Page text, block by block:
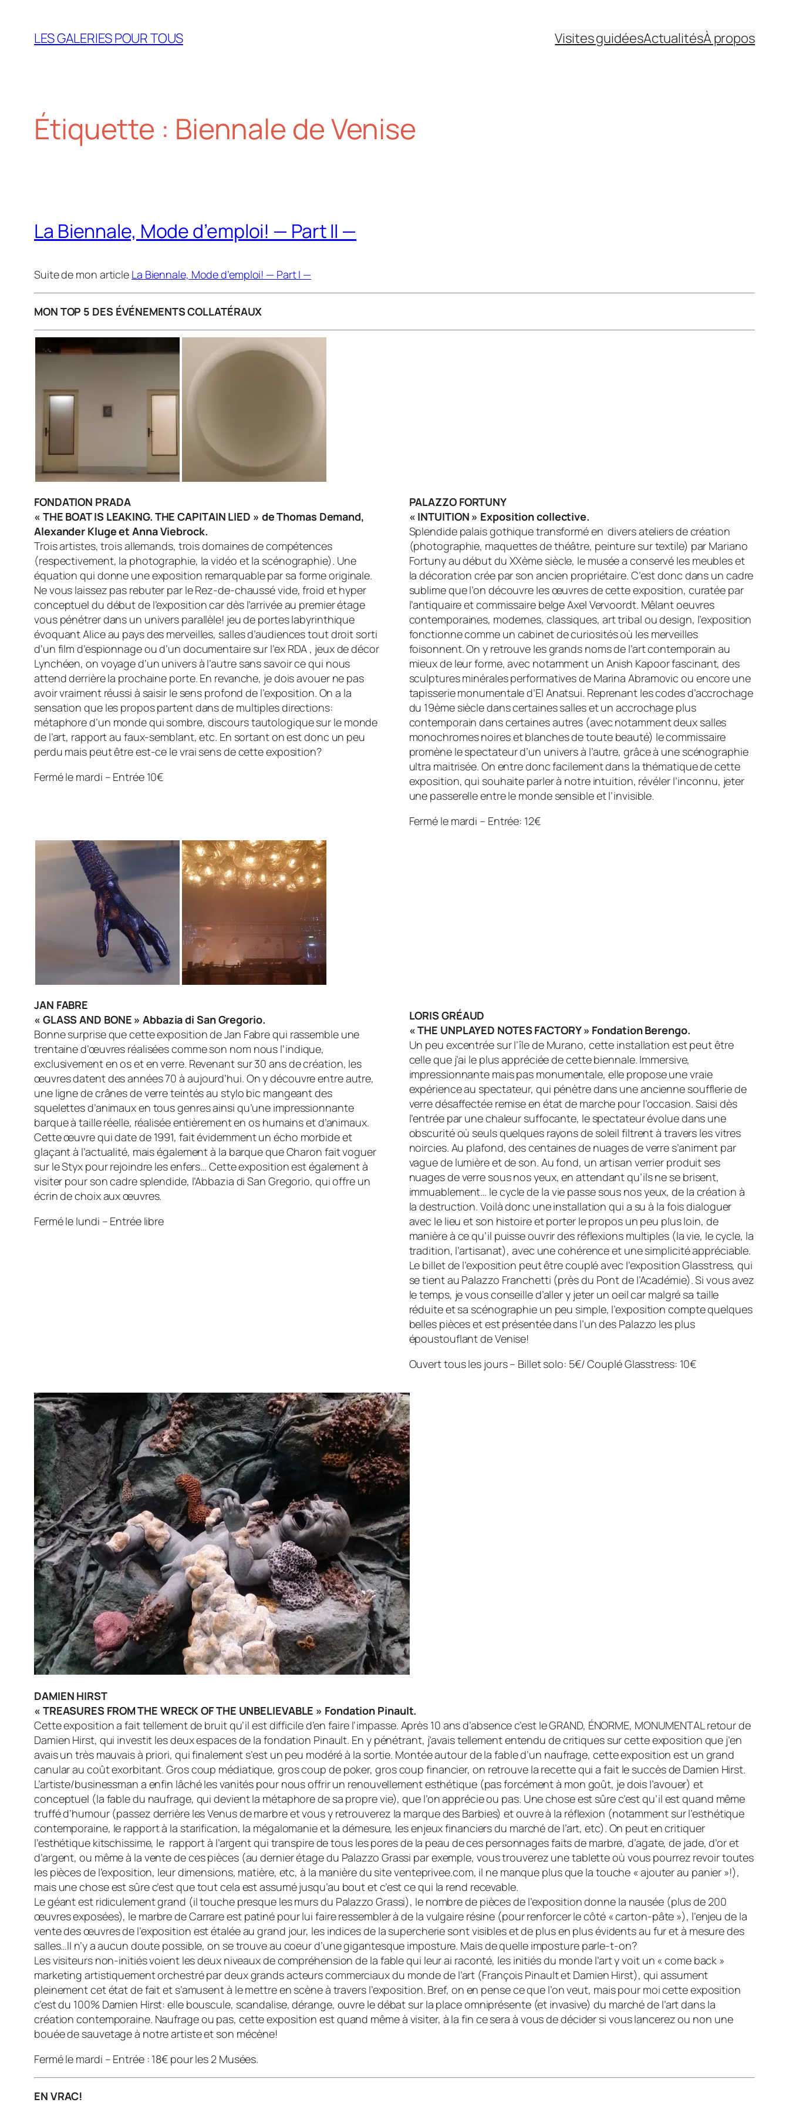
contenu
LES GALERIES POUR TOUS Visites guidéesActualitésÀ propos
Étiquette : Biennale de Venise
La Biennale, Mode d’emploi! — Part II —
Suite de mon article La Biennale, Mode d’emploi! — Part I —
MON TOP 5 DES ÉVÉNEMENTS COLLATÉRAUX
FONDATION PRADA
« THE BOAT IS LEAKING. THE CAPITAIN LIED » de Thomas Demand,
Alexander Kluge et Anna Viebrock.
Trois artistes, trois allemands, trois domaines de compétences
(respectivement, la photographie, la vidéo et la scénographie). Une
équation qui donne une exposition remarquable par sa forme originale.
Ne vous laissez pas rebuter par le Rez-de-chaussé vide, froid et hyper
conceptuel du début de l’exposition car dès l’arrivée au premier étage
vous pénétrer dans un univers parallèle! jeu de portes labyrinthique
évoquant Alice au pays des merveilles, salles d’audiences tout droit sorti
d’un film d’espionnage ou d’un documentaire sur l’ex RDA , jeux de décor
Lynchéen, on voyage d’un univers à l’autre sans savoir ce qui nous
attend derrière la prochaine porte. En revanche, je dois avouer ne pas
avoir vraiment réussi à saisir le sens profond de l’exposition. On a la
sensation que les propos partent dans de multiples directions:
métaphore d’un monde qui sombre, discours tautologique sur le monde
de l’art, rapport au faux-semblant, etc. En sortant on est donc un peu
perdu mais peut être est-ce le vrai sens de cette exposition?
Fermé le mardi – Entrée 10€
PALAZZO FORTUNY
« INTUITION » Exposition collective.
Splendide palais gothique transformé en divers ateliers de création
(photographie, maquettes de théâtre, peinture sur textile) par Mariano
Fortuny au début du XXème siècle, le musée a conservé les meubles et
la décoration crée par son ancien propriétaire. C’est donc dans un cadre
sublime que l’on découvre les œuvres de cette exposition, curatée par
l’antiquaire et commissaire belge Axel Vervoordt. Mêlant oeuvres
contemporaines, modernes, classiques, art tribal ou design, l’exposition
fonctionne comme un cabinet de curiosités où les merveilles
foisonnent. On y retrouve les grands noms de l’art contemporain au
mieux de leur forme, avec notamment un Anish Kapoor fascinant, des
sculptures minérales performatives de Marina Abramovic ou encore une
tapisserie monumentale d’El Anatsui. Reprenant les codes d’accrochage
du 19ème siècle dans certaines salles et un accrochage plus
contemporain dans certaines autres (avec notamment deux salles
monochromes noires et blanches de toute beauté) le commissaire
promène le spectateur d’un univers à l’autre, grâce à une scénographie
ultra maitrisée. On entre donc facilement dans la thématique de cette
exposition, qui souhaite parler à notre intuition, révéler l’inconnu, jeter
une passerelle entre le monde sensible et l’invisible.
Fermé le mardi – Entrée: 12€
JAN FABRE
« GLASS AND BONE » Abbazia di San Gregorio.
Bonne surprise que cette exposition de Jan Fabre qui rassemble une
trentaine d’œuvres réalisées comme son nom nous l’indique,
exclusivement en os et en verre. Revenant sur 30 ans de création, les
œuvres datent des années 70 à aujourd’hui. On y découvre entre autre,
une ligne de crânes de verre teintés au stylo bic mangeant des
squelettes d’animaux en tous genres ainsi qu’une impressionnante
barque à taille réelle, réalisée entièrement en os humains et d’animaux.
Cette œuvre qui date de 1991, fait évidemment un écho morbide et
glaçant à l’actualité, mais également à la barque que Charon fait voguer
sur le Styx pour rejoindre les enfers… Cette exposition est également à
visiter pour son cadre splendide, l’Abbazia di San Gregorio, qui offre un
écrin de choix aux œuvres.
Fermé le lundi – Entrée libre
LORIS GRÉAUD
« THE UNPLAYED NOTES FACTORY » Fondation Berengo.
Un peu excentrée sur l’île de Murano, cette installation est peut être
celle que j’ai le plus appréciée de cette biennale. Immersive,
impressionnante mais pas monumentale, elle propose une vraie
expérience au spectateur, qui pénètre dans une ancienne soufflerie de
verre désaffectée remise en état de marche pour l’occasion. Saisi dès
l’entrée par une chaleur suffocante, le spectateur évolue dans une
obscurité où seuls quelques rayons de soleil filtrent à travers les vitres
noircies. Au plafond, des centaines de nuages de verre s’animent par
vague de lumière et de son. Au fond, un artisan verrier produit ses
nuages de verre sous nos yeux, en attendant qu’ils ne se brisent,
immuablement… le cycle de la vie passe sous nos yeux, de la création à
la destruction. Voilà donc une installation qui a su à la fois dialoguer
avec le lieu et son histoire et porter le propos un peu plus loin, de
manière à ce qu’il puisse ouvrir des réflexions multiples (la vie, le cycle, la
tradition, l’artisanat), avec une cohérence et une simplicité appréciable.
Le billet de l’exposition peut être couplé avec l’exposition Glasstress, qui
se tient au Palazzo Franchetti (près du Pont de l’Académie). Si vous avez
le temps, je vous conseille d’aller y jeter un oeil car malgré sa taille
réduite et sa scénographie un peu simple, l’exposition compte quelques
belles pièces et est présentée dans l’un des Palazzo les plus
époustouflant de Venise!
Ouvert tous les jours – Billet solo: 5€/ Couplé Glasstress: 10€
DAMIEN HIRST
« TREASURES FROM THE WRECK OF THE UNBELIEVABLE » Fondation Pinault.
Cette exposition a fait tellement de bruit qu’il est difficile d’en faire l’impasse. Après 10 ans d’absence c’est le GRAND, ÉNORME, MONUMENTAL retour de
Damien Hirst, qui investit les deux espaces de la fondation Pinault. En y pénétrant, j’avais tellement entendu de critiques sur cette exposition que j’en
avais un très mauvais à priori, qui finalement s’est un peu modéré à la sortie. Montée autour de la fable d’un naufrage, cette exposition est un grand
canular au coût exorbitant. Gros coup médiatique, gros coup de poker, gros coup financier, on retrouve la recette qui a fait le succès de Damien Hirst.
L’artiste/businessman a enfin lâché les vanités pour nous offrir un renouvellement esthétique (pas forcément à mon goût, je dois l’avouer) et
conceptuel (la fable du naufrage, qui devient la métaphore de sa propre vie), que l’on apprécie ou pas. Une chose est sûre c’est qu’il est quand même
truffé d’humour (passez derrière les Venus de marbre et vous y retrouverez la marque des Barbies) et ouvre à la réflexion (notamment sur l’esthétique
contemporaine, le rapport à la starification, la mégalomanie et la démesure, les enjeux financiers du marché de l’art, etc). On peut en critiquer
l’esthétique kitschissime, le rapport à l’argent qui transpire de tous les pores de la peau de ces personnages faits de marbre, d’agate, de jade, d’or et
d’argent, ou même à la vente de ces pièces (au dernier étage du Palazzo Grassi par exemple, vous trouverez une tablette où vous pourrez revoir toutes
les pièces de l’exposition, leur dimensions, matière, etc, à la manière du site venteprivee.com, il ne manque plus que la touche « ajouter au panier »!),
mais une chose est sûre c’est que tout cela est assumé jusqu’au bout et c’est ce qui la rend recevable.
Le géant est ridiculement grand (il touche presque les murs du Palazzo Grassi), le nombre de pièces de l’exposition donne la nausée (plus de 200
œuvres exposées), le marbre de Carrare est patiné pour lui faire ressembler à de la vulgaire résine (pour renforcer le côté « carton-pâte »), l’enjeu de la
vente des œuvres de l’exposition est étalée au grand jour, les indices de la supercherie sont visibles et de plus en plus évidents au fur et à mesure des
salles…Il n’y a aucun doute possible, on se trouve au coeur d’une gigantesque imposture. Mais de quelle imposture parle-t-on?
Les visiteurs non-initiés voient les deux niveaux de compréhension de la fable qui leur ai raconté, les initiés du monde l’art y voit un « come back »
marketing artistiquement orchestré par deux grands acteurs commerciaux du monde de l’art (François Pinault et Damien Hirst), qui assument
pleinement cet état de fait et s’amusent à le mettre en scène à travers l’exposition. Bref, on en pense ce que l’on veut, mais pour moi cette exposition
c’est du 100% Damien Hirst: elle bouscule, scandalise, dérange, ouvre le débat sur la place omniprésente (et invasive) du marché de l’art dans la
création contemporaine. Naufrage ou pas, cette exposition est quand même à visiter, à la fin ce sera à vous de décider si vous lancerez ou non une
bouée de sauvetage à notre artiste et son mécène!
Fermé le mardi – Entrée : 18€ pour les 2 Musées.
EN VRAC!